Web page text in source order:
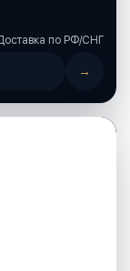
по РФ/СНГ
→